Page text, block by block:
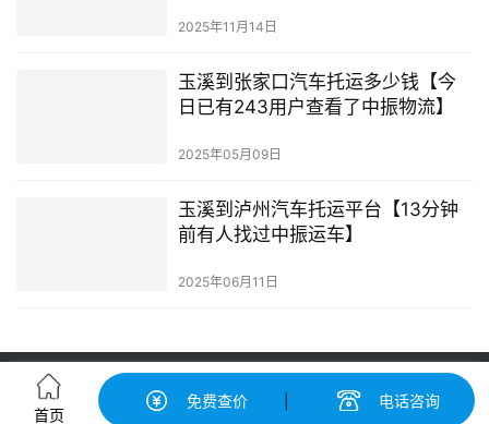
2025年11月14日
玉溪到张家口汽车托运多少钱【今
日已有243用户查看了中振物流】
2025年05月09日
玉溪到泸州汽车托运平台【13分钟
前有人找过中振运车】
2025年06月11日
轿车托运-汽车托运价格|收费标准查询-中振汽车托运物流平台
粤ICP备19056193号-3© 广州中振物流有限公司 版权所有
首页
免费查价 电话咨询